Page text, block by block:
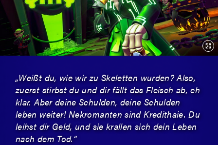
„Weißt du, wie wir zu Skeletten wurden? Also,
zuerst stirbst du und dir fällt das Fleisch ab, eh
klar. Aber deine Schulden, deine Schulden
leben weiter! Nekromanten sind Kredithaie. Du
leihst dir Geld, und sie krallen sich dein Leben
nach dem Tod.“